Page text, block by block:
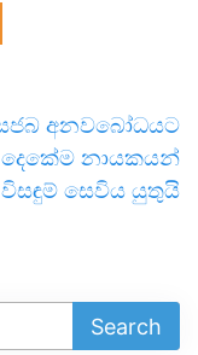
අනවබෝධයට
නායකයන්
විසඳුම් සෙවිය යුතුයි